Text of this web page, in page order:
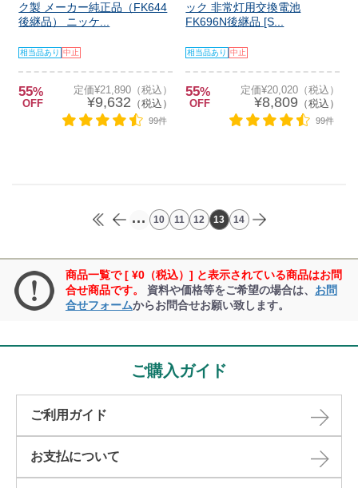
ク製 メーカー純正品（FK644
後継品） ニッケ...
相当品あり 中止
55%
OFF
定価¥21,890（税込）
¥9,632 （税込）
99件
ック 非常灯用交換電池
FK696N後継品 [S...
相当品あり 中止
55%
OFF
定価¥20,020（税込）
¥8,809 （税込）
99件
... 10 11 12 13 14
商品一覧で [ ¥0（税込）] と表示されている商品はお問
合せ商品です。
資料や価格等をご希望の場合は、 お問
合せフォームからお問合せお願い致します。
ご購入ガイド
ご利用ガイド
お支払について